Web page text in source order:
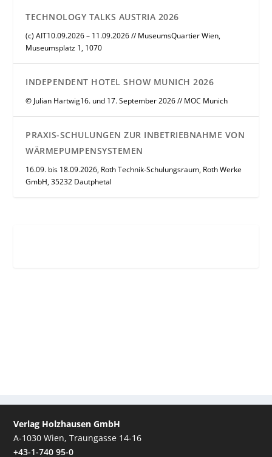
TECHNOLOGY TALKS AUSTRIA 2026
(c) AIT10.09.2026 – 11.09.2026 // MuseumsQuartier Wien,
Museumsplatz 1, 1070
INDEPENDENT HOTEL SHOW MUNICH 2026
© Julian Hartwig16. und 17. September 2026 // MOC Munich
PRAXIS-SCHULUNGEN ZUR INBETRIEBNAHME VON
WÄRMEPUMPENSYSTEMEN
16.09. bis 18.09.2026, Roth Technik-Schulungsraum, Roth Werke
GmbH, 35232 Dautphetal
Verlag Holzhausen GmbH
A-1030 Wien, Traungasse 14-16
+43-1-740 95-0